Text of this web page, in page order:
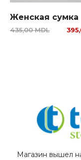
Женская сумка
435,00MDL
Магазин вышел